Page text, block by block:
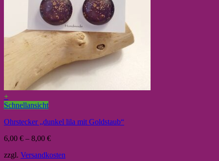
+
Schnellansicht
Ohrstecker „dunkel lila mit Goldstaub“
6,00 € – 8,00 €
zzgl. Versandkosten